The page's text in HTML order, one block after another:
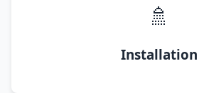
🚿
Installation